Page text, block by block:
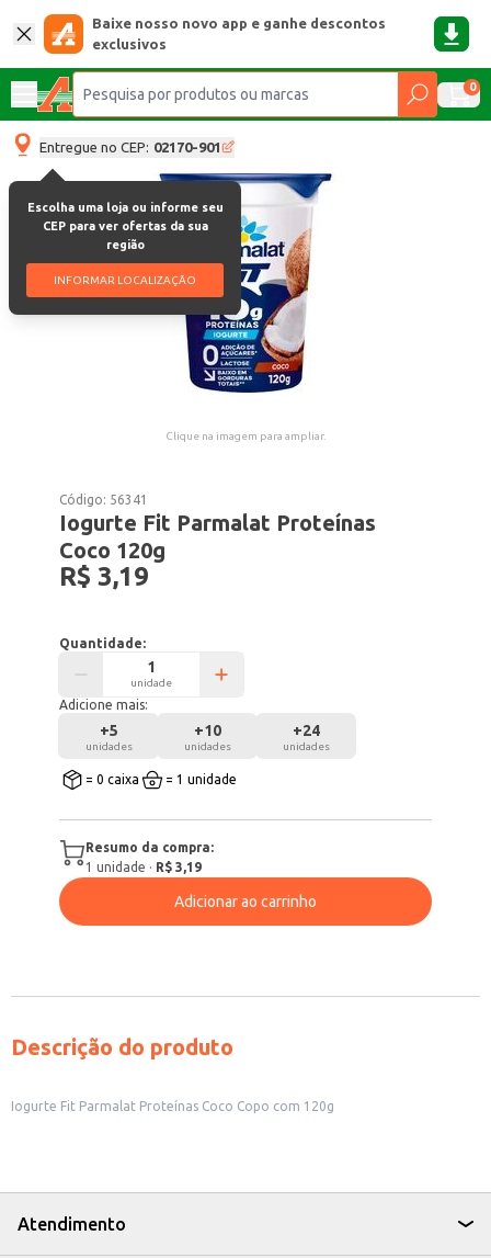
Baixe nosso novo app e ganhe descontos
exclusivos
0
Entregue no CEP: 02170-901
Escolha uma loja ou informe seu
CEP para ver ofertas da sua
região
INFORMAR LOCALIZAÇÃO
Clique na imagem para ampliar.
Código: 56341
Iogurte Fit Parmalat Proteínas
Coco 120g
R$ 3,19
Quantidade:
unidade
Adicione mais:
+5
unidades
+10
unidades
+24
unidades
= 0 caixa = 1 unidade
Resumo da compra:
1 unidade · R$ 3,19
Adicionar ao carrinho
Descrição do produto
Iogurte Fit Parmalat Proteínas Coco Copo com 120g
Atendimento